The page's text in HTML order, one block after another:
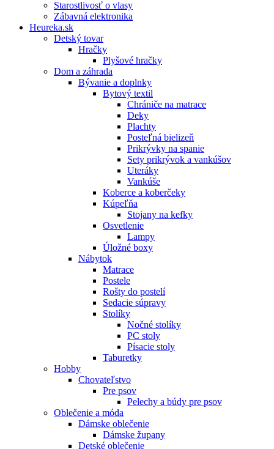
Starostlivosť o vlasy
Zábavná elektronika
Heureka.sk
Detský tovar
Hračky
Plyšové hračky
Dom a záhrada
Bývanie a doplnky
Bytový textil
Chrániče na matrace
Deky
Plachty
Posteľná bielizeň
Prikrývky na spanie
Sety prikrývok a vankúšov
Uteráky
Vankúše
Koberce a koberčeky
Kúpeľňa
Stojany na kefky
Osvetlenie
Lampy
Úložné boxy
Nábytok
Matrace
Postele
Rošty do postelí
Sedacie súpravy
Stolíky
Nočné stolíky
PC stoly
Písacie stoly
Taburetky
Hobby
Chovateľstvo
Pre psov
Pelechy a búdy pre psov
Oblečenie a móda
Dámske oblečenie
Dámske župany
Detské oblečenie